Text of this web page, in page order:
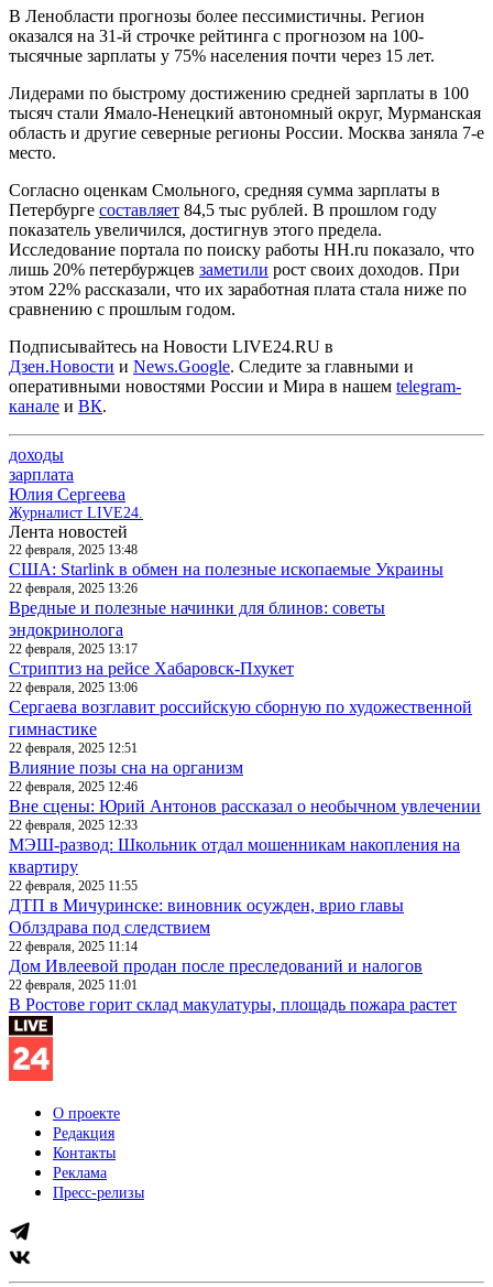
В Ленобласти прогнозы более пессимистичны. Регион
оказался на 31-й строчке рейтинга с прогнозом на 100-
тысячные зарплаты у 75% населения почти через 15 лет.
Лидерами по быстрому достижению средней зарплаты в 100
тысяч стали Ямало-Ненецкий автономный округ, Мурманская
область и другие северные регионы России. Москва заняла 7-е
место.
Согласно оценкам Смольного, средняя сумма зарплаты в
Петербурге составляет 84,5 тыс рублей. В прошлом году
показатель увеличился, достигнув этого предела.
Исследование портала по поиску работы HH.ru показало, что
лишь 20% петербуржцев заметили рост своих доходов. При
этом 22% рассказали, что их заработная плата стала ниже по
сравнению с прошлым годом.
Подписывайтесь на Новости LIVE24.RU в
Дзен.Новости и News.Google. Следите за главными и
оперативными новостями России и Мира в нашем telegram-
канале и ВК.
доходы
зарплата
Юлия Сергеева
Журналист LIVE24.
Лента новостей
22 февраля, 2025 13:48
США: Starlink в обмен на полезные ископаемые Украины
22 февраля, 2025 13:26
Вредные и полезные начинки для блинов: советы
эндокринолога
22 февраля, 2025 13:17
Стриптиз на рейсе Хабаровск-Пхукет
22 февраля, 2025 13:06
Сергаева возглавит российскую сборную по художественной
гимнастике
22 февраля, 2025 12:51
Влияние позы сна на организм
22 февраля, 2025 12:46
Вне сцены: Юрий Антонов рассказал о необычном увлечении
22 февраля, 2025 12:33
МЭШ-развод: Школьник отдал мошенникам накопления на
квартиру
22 февраля, 2025 11:55
ДТП в Мичуринске: виновник осужден, врио главы
Облздрава под следствием
22 февраля, 2025 11:14
Дом Ивлеевой продан после преследований и налогов
22 февраля, 2025 11:01
В Ростове горит склад макулатуры, площадь пожара растет
О проекте
Редакция
Контакты
Реклама
Пресс-релизы